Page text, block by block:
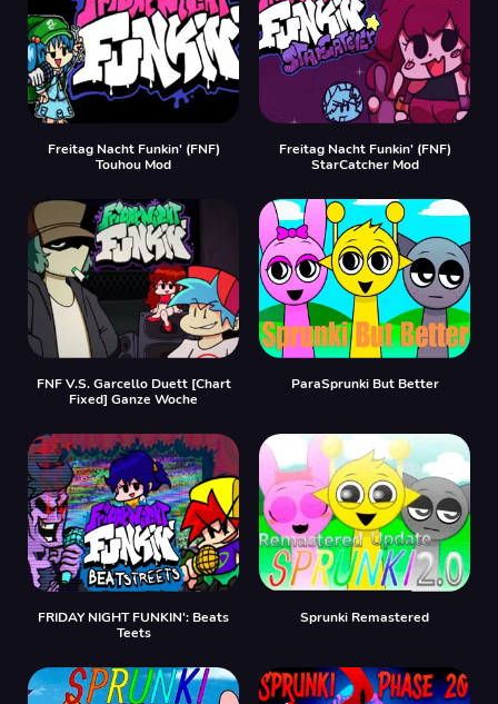
Freitag Nacht Funkin' (FNF)
Touhou Mod
Freitag Nacht Funkin' (FNF)
StarCatcher Mod
FNF V.S. Garcello Duett [Chart
Fixed] Ganze Woche
ParaSprunki But Better
FRIDAY NIGHT FUNKIN': Beats
Teets
Sprunki Remastered